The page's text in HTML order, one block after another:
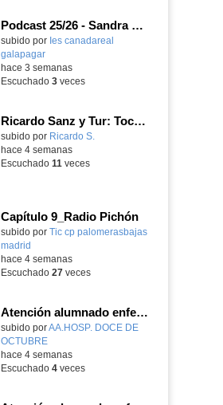
Podcast 25/26 - Sandra Gómez, campeona de Enduro
subido por Ies canadareal
galapagar-
hace 3 semanas
Escuchado 3veces
Ricardo Sanz y Tur: Tocatina concertante al aire español
subido por Ricardo S.
hace 4 semanas
Escuchado 11 veces
Capítulo 9_Radio Pichón
Contenido educativo.
subido por Tic cp palomerasbajas
madrid
hace 4 semanas
Escuchado 27veces
Atención alumnado enfermo. SAED primaria. José Nesh-Nash García
Contenido educativo.
subido porAA.HOSP. DOCE DE
OCTUBRE-
hace 4 semanas
Escuchado 4veces